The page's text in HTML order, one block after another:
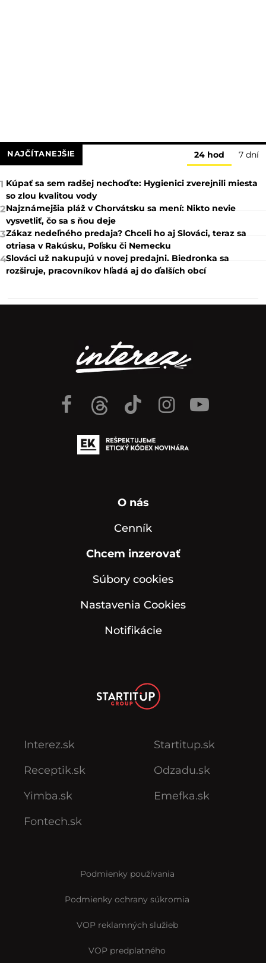
NAJČÍTANEJŠIE 24 hod 7 dní
1 Kúpať sa sem radšej nechoďte: Hygienici zverejnili miesta
so zlou kvalitou vody
2Najznámejšia pláž v Chorvátsku sa mení: Nikto nevie
vysvetliť, čo sa s ňou deje
3Zákaz nedeľného predaja? Chceli ho aj Slováci, teraz sa
otriasa v Rakúsku, Poľsku či Nemecku
4Slováci už nakupujú v novej predajni. Biedronka sa
rozširuje, pracovníkov hľadá aj do ďalších obcí
O nás
Cenník
Chcem inzerovať
Súbory cookies
Nastavenia Cookies
Notifikácie
Interez.sk
Receptik.sk
Yimba.sk
Fontech.sk
Startitup.sk
Odzadu.sk
Emefka.sk
Podmienky používania
Podmienky ochrany súkromia
VOP reklamných služieb
VOP predplatného